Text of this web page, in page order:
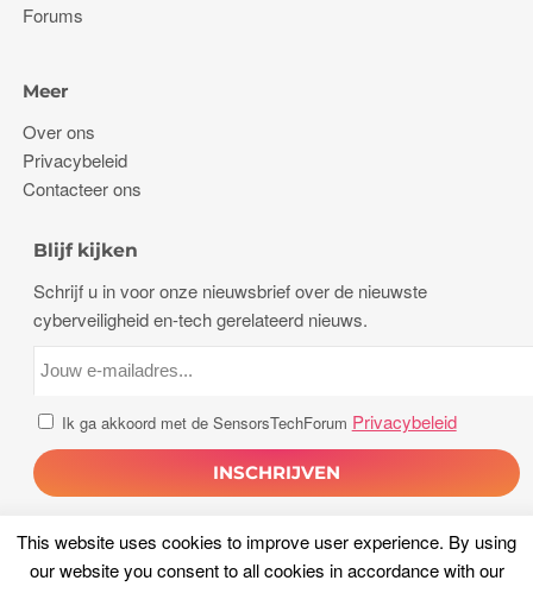
This website uses cookies to improve user experience. By using
our website you consent to all cookies in accordance with our
Forums
Meer
Over ons
Privacybeleid
Contacteer ons
Blijf kijken
Schrijf u in voor onze nieuwsbrief over de nieuwste
cyberveiligheid en-tech gerelateerd nieuws.
Ik ga akkoord met de SensorsTechForum Privacybeleid